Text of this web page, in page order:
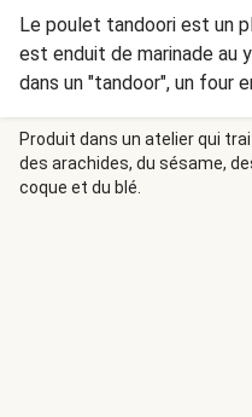
Le poulet tandoori est un
est enduit de marinade au
dans un "tandoor", un four
cylindrique. Dans un
générée par du charbon ou
contact quasi direct avec
côté croustillant.
Produit dans un atelier qui
des arachides, du sésame,
coque et du blé.